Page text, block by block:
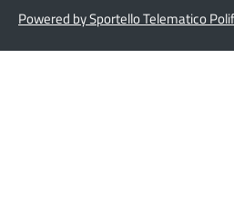
Powered by Sportello Telematico